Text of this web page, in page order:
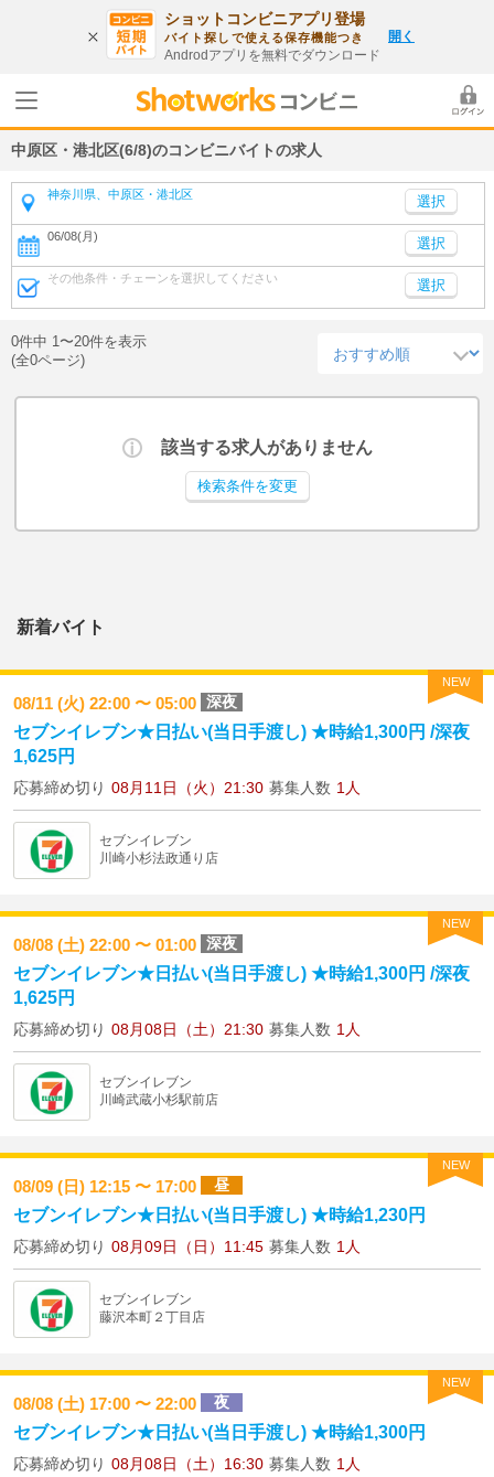
ショットコンビニアプリ登場
バイト探しで使える保存機能つき
Androdアプリを無料でダウンロード
開く
中原区・港北区(6/8)のコンビニバイトの求人
神奈川県、中原区・港北区
06/08(月) 選択
その他条件・チェーンを選択してください 選択
0件中 1〜20件を表示
(全0ページ)
該当する求人がありません
検索条件を変更
新着バイト
NEW
08/11 (火) 22:00 〜 05:00 深夜
セブンイレブン★日払い(当日手渡し) ★時給1,300円 /深夜
1,625円
応募締め切り 08月11日（火）21:30 募集人数 1人
セブンイレブン
川崎小杉法政通り店
NEW
08/08 (土) 22:00 〜 01:00 深夜
セブンイレブン★日払い(当日手渡し) ★時給1,300円 /深夜
1,625円
応募締め切り 08月08日（土）21:30 募集人数 1人
セブンイレブン
川崎武蔵小杉駅前店
NEW
08/09 (日) 12:15 〜 17:00 昼
セブンイレブン★日払い(当日手渡し) ★時給1,230円
応募締め切り 08月09日（日）11:45 募集人数 1人
セブンイレブン
藤沢本町２丁目店
NEW
08/08 (土) 17:00 〜 22:00 夜
セブンイレブン★日払い(当日手渡し) ★時給1,300円
応募締め切り 08月08日（土）16:30 募集人数 1人